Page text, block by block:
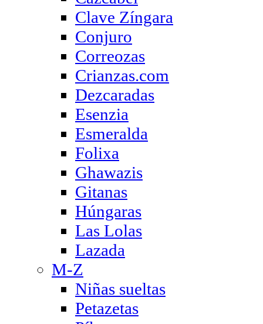
Clave Zíngara
Conjuro
Correozas
Crianzas.com
Dezcaradas
Esenzia
Esmeralda
Folixa
Ghawazis
Gitanas
Húngaras
Las Lolas
Lazada
M-Z
Niñas sueltas
Petazetas